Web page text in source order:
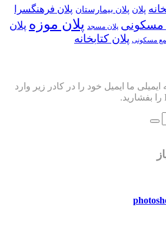
پلان پلان بیمارستان پلان فرهنگسرا
مسکونی پلان مسجد پلان موزه پلان
مسکونی پلان کتابخانه
ما ایمیل خود را در کادر زیر وارد